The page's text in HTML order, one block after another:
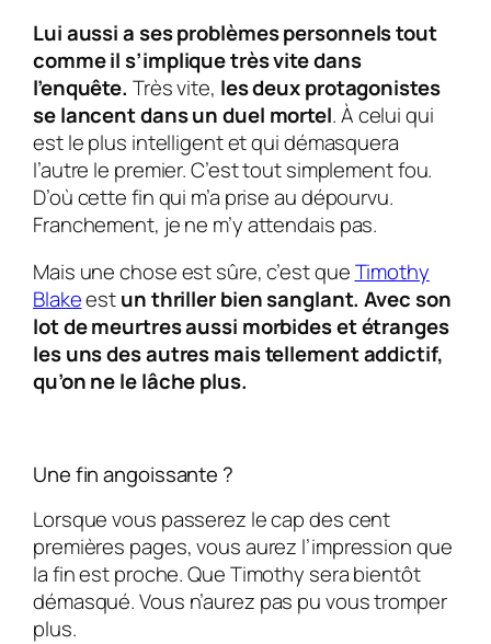
Lui aussi a ses problèmes personnels tout
comme il s’implique très vite dans
l’enquête. Très vite, les deux protagonistes
se lancent dans un duel mortel. À celui qui
est le plus intelligent et qui démasquera
l’autre le premier. C’est tout simplement fou.
D’où cette fin qui m’a prise au dépourvu.
Franchement, je ne m’y attendais pas.
Mais une chose est sûre, c’est queTimothy
Blakeestun thriller bien sanglant. Avec son
lot de meurtres aussi morbides et étranges
les uns des autres mais tellement addictif,
qu’on ne le lâche plus.
Une fin angoissante ?
Lorsque vous passerez le cap des cent
premières pages, vous aurez l’impression que
la fin est proche. QueTimothy sera bientôt
démasqué. Vous n’aurez pas pu vous tromper
plus.